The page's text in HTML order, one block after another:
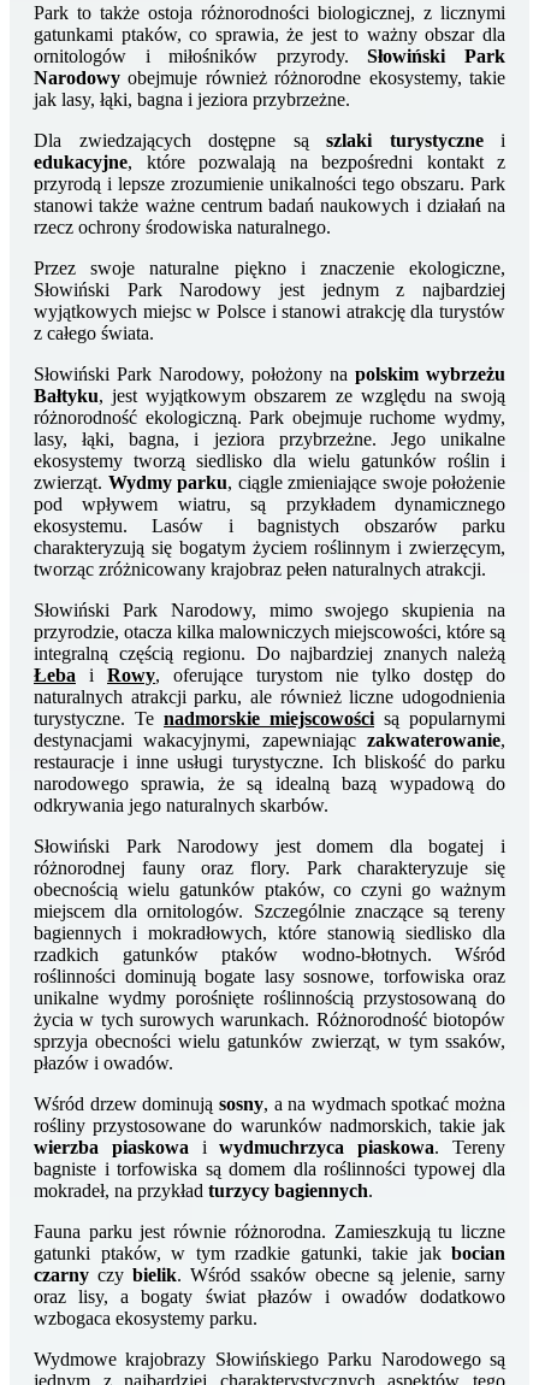
Park to także ostoja różnorodności biologicznej, z licznymi
gatunkami ptaków, co sprawia, że jest to ważny obszar dla
ornitologów i miłośników przyrody.Słowiński Park
Narodowy obejmuje również różnorodne ekosystemy, takie
jak lasy, łąki, bagna i jeziora przybrzeżne.
Dla zwiedzających dostępne są szlaki turystycznei
edukacyjne, które pozwalają na bezpośredni kontakt z
przyrodą i lepsze zrozumienie unikalności tego obszaru. Park
stanowi także ważne centrum badań naukowych i działań na
rzecz ochrony środowiska naturalnego.
Przez swoje naturalne piękno i znaczenie ekologiczne,
Słowiński Park Narodowy jest jednym z najbardziej
wyjątkowych miejsc w Polsce i stanowi atrakcję dla turystów
z całego świata.
Słowiński Park Narodowy, położony na polskim wybrzeżu
Bałtyku, jest wyjątkowym obszarem ze względu na swoją
różnorodność ekologiczną. Park obejmuje ruchome wydmy,
lasy, łąki, bagna, i jeziora przybrzeżne. Jego unikalne
ekosystemy tworzą siedlisko dla wielu gatunków roślin i
zwierząt. Wydmy parku, ciągle zmieniające swoje położenie
pod wpływem wiatru, są przykładem dynamicznego
ekosystemu. Lasów i bagnistych obszarów parku
charakteryzują się bogatym życiem roślinnym i zwierzęcym,
tworząc zróżnicowany krajobraz pełen naturalnych atrakcji.
Słowiński Park Narodowy, mimo swojego skupienia na
przyrodzie, otacza kilka malowniczych miejscowości, które są
integralną częścią regionu. Do najbardziej znanych należą
Łeba i Rowy, oferujące turystom nie tylko dostęp do
naturalnych atrakcji parku, ale również liczne udogodnienia
turystyczne. Te nadmorskie miejscowości są popularnymi
destynacjami wakacyjnymi, zapewniając zakwaterowanie,
restauracje i inne usługi turystyczne. Ich bliskość do parku
narodowego sprawia, że są idealną bazą wypadową do
odkrywania jego naturalnych skarbów.
Słowiński Park Narodowy jest domem dla bogatej i
różnorodnej fauny oraz flory. Park charakteryzuje się
obecnością wielu gatunków ptaków, co czyni go ważnym
miejscem dla ornitologów. Szczególnie znaczące są tereny
bagiennych i mokradłowych, które stanowią siedlisko dla
rzadkich gatunków ptaków wodno-błotnych. Wśród
roślinności dominują bogate lasy sosnowe, torfowiska oraz
unikalne wydmy porośnięte roślinnością przystosowaną do
życia w tych surowych warunkach. Różnorodność biotopów
sprzyja obecności wielu gatunków zwierząt, w tym ssaków,
płazów i owadów.
Wśród drzew dominują sosny, a na wydmach spotkać można
rośliny przystosowane do warunków nadmorskich, takie jak
wierzba piaskowa iwydmuchrzyca piaskowa. Tereny
bagniste i torfowiska są domem dla roślinności typowej dla
mokradeł, na przykład turzycy bagiennych.
Fauna parku jest równie różnorodna. Zamieszkują tu liczne
gatunki ptaków, w tym rzadkie gatunki, takie jak bocian
czarny czybielik. Wśród ssaków obecne są jelenie, sarny
oraz lisy, a bogaty świat płazów i owadów dodatkowo
wzbogaca ekosystemy parku.
Wydmowe krajobrazy Słowińskiego Parku Narodowego są
jednym z najbardziej charakterystycznych aspektów tego